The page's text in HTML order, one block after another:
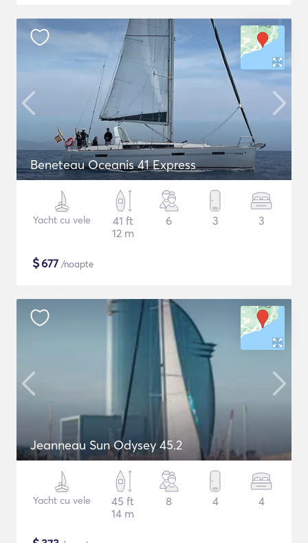
Beneteau Oceanis 41 Express
Yacht cu vele
41 ft
12 m
6 3 3
$677 /noapte
Jeanneau Sun Odysey 45.2
Yacht cu vele
45 ft
14 m
8 4 4